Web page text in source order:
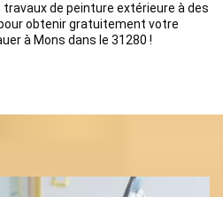
de peinture extérieure à des
obtenir gratuitement votre
à Mons dans le 31280 !